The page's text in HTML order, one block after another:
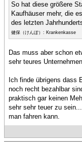
So hat diese größere
Kaufhäuser mehr, die
des letzten
健保（けんぽ）: Krankenkasse
Das muss aber schon
sehr teures
Ich finde übrigens dass
noch recht bezahlbar
praktisch gar keinen
sehr sehr teuer zu
man fahren kann.